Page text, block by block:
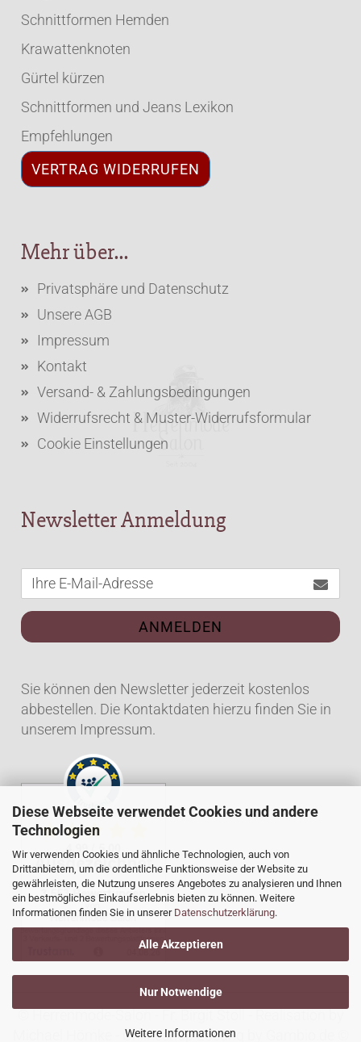
Diese Webseite verwendet Cookies und andere
Technologien
Wir verwenden Cookies und ähnliche Technologien, auch von
Drittanbietern, um die ordentliche Funktionsweise der Website zu
gewährleisten, die Nutzung unseres Angebotes zu analysieren und Ihnen
ein bestmögliches Einkaufserlebnis bieten zu können. Weitere
Informationen finden Sie in unserer Datenschutzerklärung.
Alle Akzeptieren
Nur Notwendige
Weitere Informationen
Schnittformen Hemden
Krawattenknoten
Gürtel kürzen
Schnittformen und Jeans Lexikon
Empfehlungen
VERTRAG WIDERRUFEN
Mehr über...
Privatsphäre und Datenschutz
Unsere AGB
Impressum
Kontakt
Versand- & Zahlungsbedingungen
Widerrufsrecht & Muster-Widerrufsformular
Cookie Einstellungen
Newsletter Anmeldung
ANMELDEN
Sie können den Newsletter jederzeit kostenlos
abbestellen. Die Kontaktdaten hierzu finden Sie in
unserem Impressum.
© Herrenmode-Salon - Fr. Birgit Stoll - Realisation by
Onlineshop Lösung